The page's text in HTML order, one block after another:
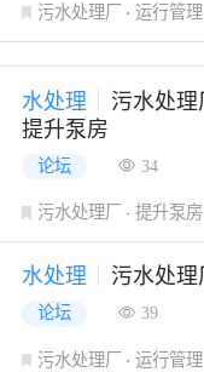
污水处理厂 运行管理
水处理
污水处理
提升泵房
论坛 34
污水处理厂 提升泵房
水处理 污水处
论坛 39
污水处理厂 运行管理